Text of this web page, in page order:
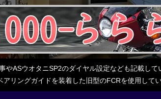
ASウオタニSP2のダイヤル設定なども記載し
リングガイドを装着した旧型のFCRを使用し